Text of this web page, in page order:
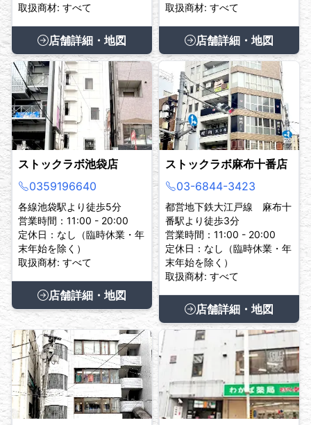
取扱商材: すべて
店舗詳細・地図
取扱商材: すべて
店舗詳細・地図
ストックラボ池袋店
0359196640
各線池袋駅より徒歩5分
営業時間：11:00 - 20:00
定休日：なし（臨時休業・年
末年始を除く）
取扱商材: すべて
店舗詳細・地図
ストックラボ麻布十番店
03-6844-3423
都営地下鉄大江戸線 麻布十
番駅より徒歩3分
営業時間：11:00 - 20:00
定休日：なし（臨時休業・年
末年始を除く）
取扱商材: すべて
店舗詳細・地図